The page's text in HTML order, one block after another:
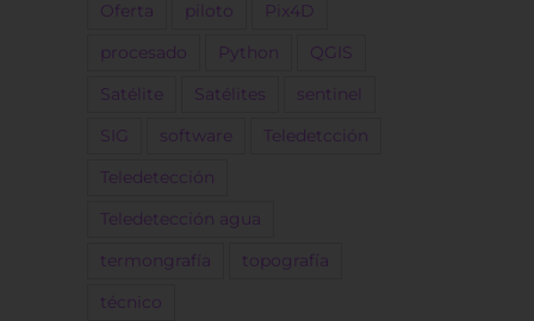
Oferta piloto Pix4D
procesado Python QGIS
Satélite Satélites sentinel
SIG software Teledetcción
Teledetección
Teledetección agua
termongrafía topografía
técnico